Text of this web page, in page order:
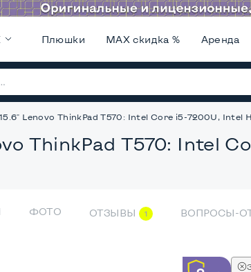
Плюшки MAX скидка % Аренда
Lenovo ThinkPad T570: Intel Core i5-7200U, Intel
ThinkPad T570: Intel
ФОТО ОТЗЫВЫ 1 ВОПРОСЫ-